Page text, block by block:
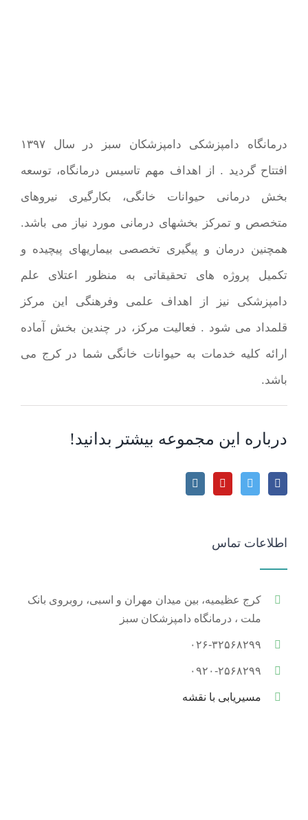
درمانگاه دامپزشکی دامپزشکان سبز در سال ۱۳۹۷
افتتاح گردید . از اهداف مهم تاسیس درمانگاه، توسعه
بخش درمانی حیوانات خانگی، بکارگیری نیروهای
متخصص و تمرکز بخشهای درمانی مورد نیاز می باشد.
همچنین درمان و پیگیری تخصصی بیماریهای پیچیده و
تکمیل پروژه های تحقیقاتی به منظور اعتلای علم
دامپزشکی نیز از اهداف علمی وفرهنگی این مرکز
قلمداد می شود . فعالیت مرکز، در چندین بخش آماده
ارائه کلیه خدمات به حیوانات خانگی شما در کرج می
باشد.
درباره این مجموعه بیشتر بدانید!
اطلاعات تماس
کرج عظیمیه، بین میدان مهران و اسبی، روبروی بانک
ملت ، درمانگاه دامپزشکان سبز
۰۲۶-۳۲۵۶۸۲۹۹
۰۹۲۰-۲۵۶۸۲۹۹
مسیریابی با نقشه